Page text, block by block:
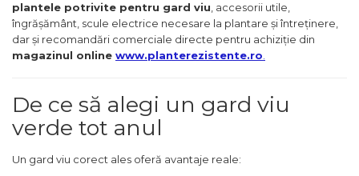
plantele potrivite pentru gard viu , accesorii utile,
îngrășământ, scule electrice necesare la plantare și întreținere,
dar și recomandări comerciale directe pentru achiziție din
magazinul online www.planterezistente.ro
De ce să alegi un gard viu
verde tot anul
Un gard viu corect ales oferă avantaje reale: